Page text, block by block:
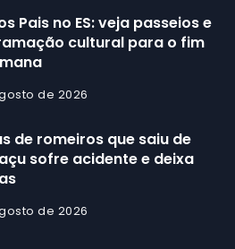
Pais no ES: veja passeios e
cultural para o fim
de 2026
de romeiros que saiu de
sofre acidente e deixa
de 2026